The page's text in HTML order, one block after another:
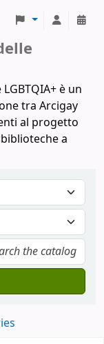
è un
tra Arcigay
al progetto
a